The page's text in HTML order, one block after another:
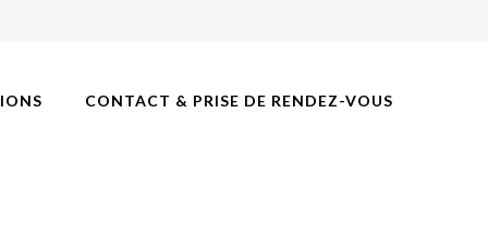
CONTACT & PRISE DE RENDEZ-VOUS